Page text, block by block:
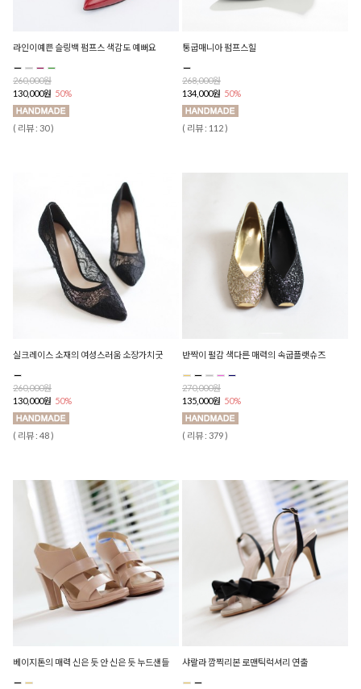
라인이예쁜 슬링백 펌프스 색감도 예뻐요
260,000원
130,000원 50%
( 리뷰 : 30 )
통굽매니아 펌프스힐
268,000원
134,000원 50%
( 리뷰 : 112 )
실크레이스 소재의 여성스러움 소장가치굿
260,000원
130,000원 50%
( 리뷰 : 48 )
반짝이 펄감 색다른 매력의 속굽플랫슈즈
270,000원
135,000원 50%
( 리뷰 : 379 )
베이지톤의 매력 신은 듯 안 신은 듯 누드샌들 샤랄라 깜찍리본 로맨틱럭셔리 연출